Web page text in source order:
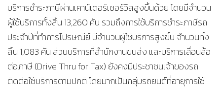
บริการชำระภาษีผ่านเคาน์เตอร์เซอร์วิสสูงขึ้นด้วย โดยมีจำนวน
ผู้ใช้บริการทั้งสิ้น 13,260 คัน รวมถึงการใช้บริการชำระภาษีรถ
ประจำปีที่ทำการไปรษณีย์ มีจำนวนผู้ใช้บริการสูงขึ้น จำนวนทั้ง
สิ้น 1,083 คัน ส่วนบริการที่สำนักงานขนส่ง และบริการเลื่อนล้อ
ต่อภาษี (Drive Thru for Tax) ยังคงมีประชาชนเจ้าของรถ
ติดต่อใช้บริการตามปกติ โดยมากเป็นกลุ่มรถยนต์ที่อายุการใช้